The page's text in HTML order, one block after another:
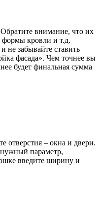
внимание, что их
формы кровли и т.д.
не забывайте ставить
фасада». Чем точнее вы
будет финальная сумма
отверстия – окна и двери.
параметр,
введите ширину и